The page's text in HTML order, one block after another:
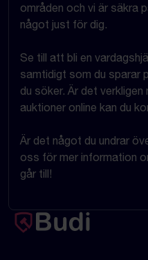
områden och vi är säkra
något just för dig.
Se till att bli en
samtidigt som du sparar
du söker. Är det
auktioner online kan du
Är det något du undrar
oss för mer information
går till!